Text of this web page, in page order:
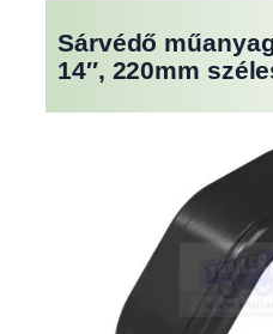
Sárvédő
14″, 220mm